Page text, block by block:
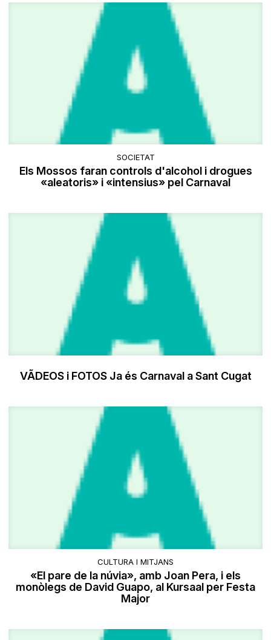
SOCIETAT
Els Mossos faran controls d'alcohol i drogues
«aleatoris» i «intensius» pel Carnaval
VÃDEOS i FOTOS Ja és Carnaval a Sant Cugat
CULTURA I MITJANS
«El pare de la núvia», amb Joan Pera, i els
monòlegs de David Guapo, al Kursaal per Festa
Major